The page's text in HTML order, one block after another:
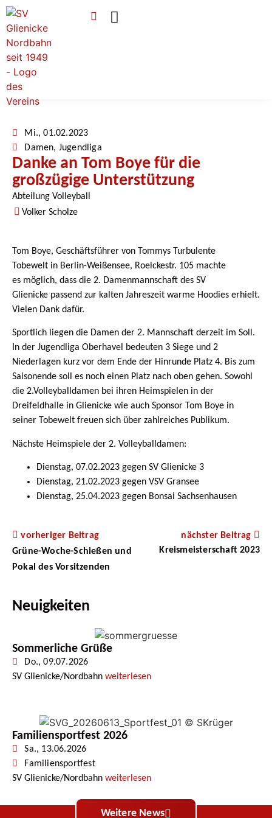
Mi., 01.02.2023
Damen, Jugendliga
Danke an Tom Boye für die
großzügige Unterstützung
Abteilung Volleyball
Volker Scholze
Tom Boye, Geschäftsführer von Tommys Turbulente
Tobewelt in Berlin-Weißensee, Roelckestr. 105 machte
es möglich, dass die 2. Damenmannschaft des SV
Glienicke passend zur kalten Jahreszeit warme Hoodies erhielt.
Vielen Dank dafür.
Sportlich liegen die Damen der 2. Mannschaft derzeit im Soll.
In der Jugendliga Oberhavel bedeuten 3 Siege und 2
Niederlagen kurz vor dem Ende der Hinrunde Platz 4. Bis zum
Saisonende soll es noch einen Platz nach oben gehen. Sowohl
die 2.Volleyballdamen bei ihren Heimspielen in der
Dreifeldhalle in Glienicke wie auch Sponsor Tom Boye in
seiner Tobewelt freuen sich über zahlreiches Publikum.
Nächste Heimspiele der 2. Volleyballdamen:
Dienstag, 07.02.2023 gegen SV Glienicke 3
Dienstag, 21.02.2023 gegen VSV Gransee
Dienstag, 25.04.2023 gegen Bonsai Sachsenhausen
vorheriger Beitrag
Grüne-Woche-Schießen und
Pokal des Vorsitzenden
nächster Beitrag
Kreismeisterschaft 2023
Neuigkeiten
Sommerliche Grüße
Do., 09.07.2026
SV Glienicke/Nordbahn weiterlesen
Familiensportfest 2026
Sa., 13.06.2026
Familiensportfest
SV Glienicke/Nordbahn weiterlesen
Weitere News